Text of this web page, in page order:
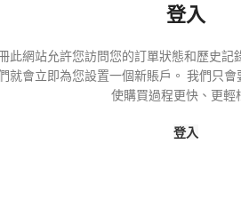
登入
此網站允許您訪問您的訂單狀態和歷史記
就會立即為您設置一個新賬戶。 我們只
使購買過程更快、更輕
登入